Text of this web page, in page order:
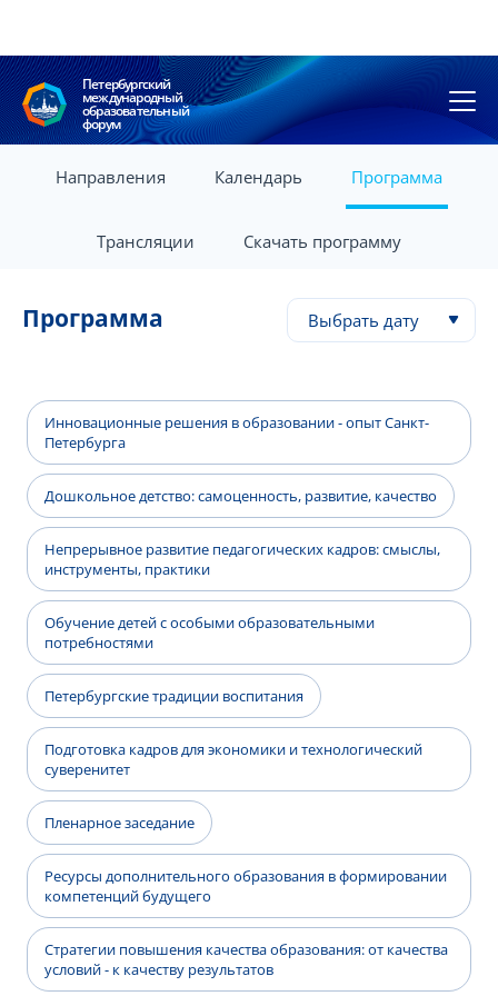
Петербургский
международный
образовательный
форум
Направления Календарь Программа
Трансляции Скачать программу
Программа Выбрать дату
Инновационные решения в образовании - опыт Санкт-
Петербурга
Дошкольное детство: самоценность, развитие, качество
Непрерывное развитие педагогических кадров: смыслы,
инструменты, практики
Обучение детей с особыми образовательными
потребностями
Петербургские традиции воспитания
Подготовка кадров для экономики и технологический
суверенитет
Пленарное заседание
Ресурсы дополнительного образования в формировании
компетенций будущего
Стратегии повышения качества образования: от качества
условий - к качеству результатов